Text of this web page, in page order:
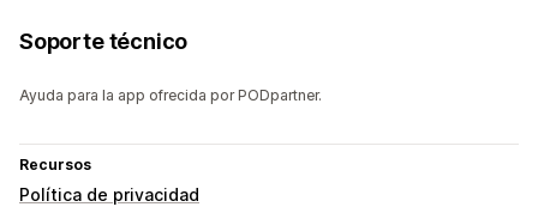
Soporte técnico
Ayuda para la app ofrecida por PODpartner.
Recursos
Política de privacidad